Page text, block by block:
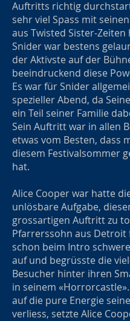
Auftritts richtig
sehr viel Spass mit
aus Twisted Sister-Zeiten
Snider war bestens
der Aktivste auf der
beeindruckend diese
Es war für Snider
spezieller Abend, da
ein Teil seiner Familie
Sein Auftritt war in allen
etwas vom Besten, dass
diesem Festivalsommer
hat.
Alice Cooper war hatte
unlösbare Aufgabe,
grossartigen Auftritt zu
Pfarrerssohn aus Detroit
schon beim Intro
auf und begrüsste die
Besucher hinter ihren
in seinem
auf die pure Energie
verliess, setzte Alice